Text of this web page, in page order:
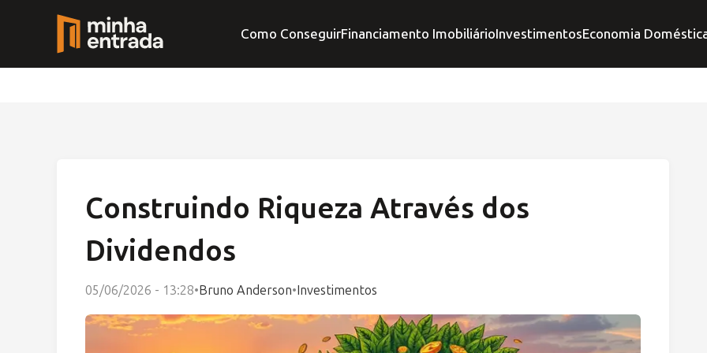
Como ConseguirFinanciamento ImobiliárioInvestimentosEconomia
Construindo Riqueza Através dos
Dividendos
05/06/2026 - 13:28•Bruno Anderson•Investimentos